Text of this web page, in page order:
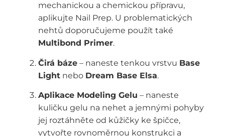
mechanickou a chemickou přípravu,
aplikujte Nail Prep. U problematických
nehtů doporučujeme použít také
Multibond Primer.
Čirá báze – naneste tenkou vrstvu Base
Light nebo Dream Base Elsa.
Aplikace Modeling Gelu – naneste
kuličku gelu na nehet a jemnými pohyby
jej roztáhněte od kůžičky ke špičce,
vytvořte rovnoměrnou konstrukci a